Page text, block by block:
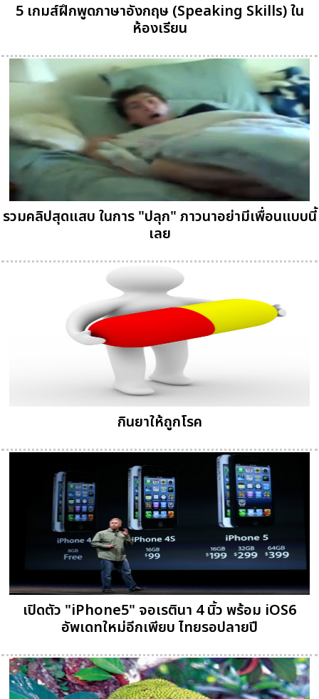
5 เกมส์ฝึกพูดภาษาอังกฤษ (Speaking Skills) ใน
ห้องเรียน
รวมคลิปสุดแสบ ในการ "ปลุก" ภาวนาอย่ามีเพื่อนแบบนี้
เลย
กินยาให้ถูกโรค
เปิดตัว "iPhone5" จอเรตินา 4 นิ้ว พร้อม iOS6
อัพเดทใหม่อีกเพียบ ไทยรอปลายปี